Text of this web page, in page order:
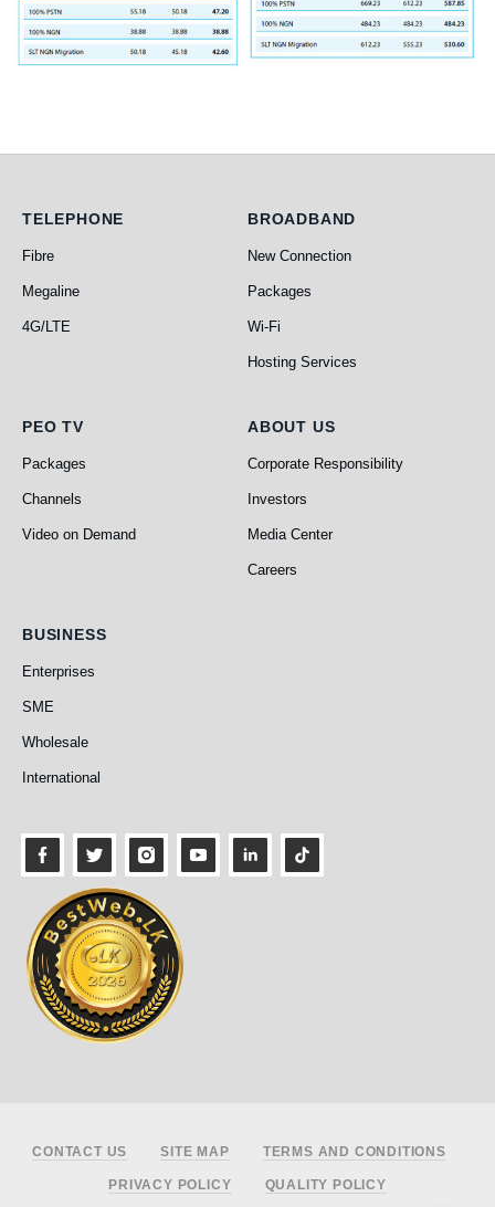
Telephone
TELEPHONE
Fibre
Megaline
4G/LTE
Broadband
BROADBAND
New Connection
Packages
Wi-Fi
Hosting Services
PEO TV
PEO TV
Packages
Channels
Video on Demand
About Us
ABOUT US
Corporate Responsibility
Investors
Media Center
Careers
Business
BUSINESS
Enterprises
SME
Wholesale
International
Footer
CONTACT US SITE MAP TERMS AND CONDITIONS
PRIVACY POLICY QUALITY POLICY